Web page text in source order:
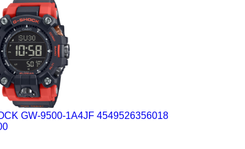
GW-9500-1A4JF 4549526356018